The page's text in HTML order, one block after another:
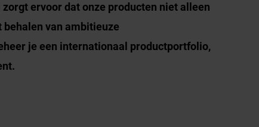
ervoor dat onze producten niet alleen
van ambitieuze
je een internationaal productportfolio,